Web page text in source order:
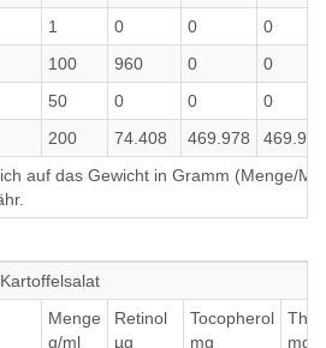
1 0 0
0
100 960 0
0
50 0 0
0
200 74.408 469.978
469.978
auf das Gewicht in Gramm (Menge/
Menge
g/ml
Retinol
µg
Tocopherol
mg
mg